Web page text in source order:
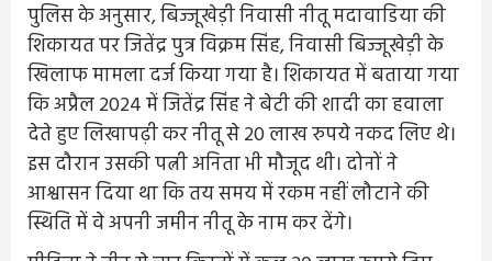
पुलिस के अनुसार, बिज्जूखेड़ी निवासी नीतू मदावाडिया की
शिकायत पर जितेंद्र पुत्र विक्रम सिंह, निवासी बिज्जूखेड़ी के
खिलाफ मामला दर्ज किया गया है। शिकायत में बताया गया
कि अप्रैल 2024 में जितेंद्र सिंह ने बेटी की शादी का हवाला
देते हुए लिखापढ़ी कर नीतू से 20 लाख रुपये नकद लिए थे।
इस दौरान उसकी पत्नी अनिता भी मौजूद थी। दोनों ने
आश्वासन दिया था कि तय समय में रकम नहीं लौटाने की
स्थिति में वे अपनी जमीन नीतू के नाम कर देंगे।